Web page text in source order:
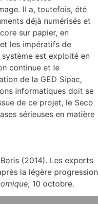
Il a, toutefois, été
déjà numérisés et
sur papier, en
les impératifs de
est exploité en
continue et le
de la GED Sipac,
informatiques doit se
de ce projet, le Seco
sérieuses en matière
(2014). Les experts
la légère progression
, 10 octobre.